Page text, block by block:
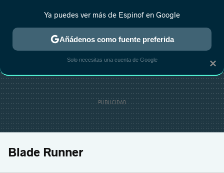
ESTRENOS REALITY ANIME RANKINGS CINE
Blade Runner
×
Ya puedes ver más de Espinof en Google
Añádenos como fuente preferida
Solo necesitas una cuenta de Google